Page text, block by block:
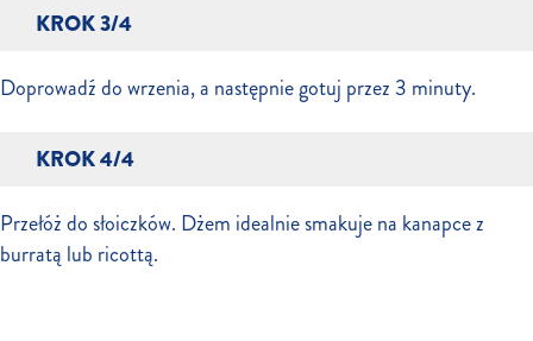
KROK 3/4
Doprowadź do wrzenia, a następnie gotuj przez 3 minuty.
KROK 4/4
Przełóż do słoiczków. Dżem idealnie smakuje na kanapce z
burratą lub ricottą.